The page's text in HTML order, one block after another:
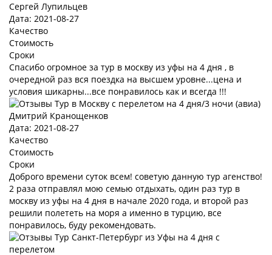
Сергей Лупильцев
Дата: 2021-08-27
Качество
Стоимость
Сроки
Спасибо огромное за тур в москву из уфы на 4 дня , в
очередной раз вся поездка на высшем уровне...цена и
условия шикарны...все понравилось как и всегда !!!
Дмитрий Кранощенков
Дата: 2021-08-27
Качество
Стоимость
Сроки
Доброго времени суток всем! советую данную тур агенство!
2 раза отправлял мою семью отдыхать, один раз тур в
москву из уфы на 4 дня в начале 2020 года, и второй раз
решили полететь на моря а именно в турцию, все
понравилось, буду рекомендовать.